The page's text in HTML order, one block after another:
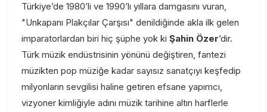
Türkiye’de 1980’li ve 1990’lı yıllara damgasını vuran,
"Unkapanı Plakçılar Çarşısı" denildiğinde akla ilk gelen
imparatorlardan biri hiç şüphe yok ki Şahin Özer’dir.
Türk müzik endüstrisinin yönünü değiştiren, fantezi
müzikten pop müziğe kadar sayısız sanatçıyı keşfedip
milyonların sevgilisi haline getiren efsane yapımcı,
vizyoner kimliğiyle adını müzik tarihine altın harflerle